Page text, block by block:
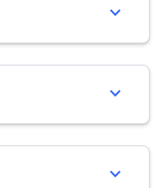
expand_more
expand_more
expand_more